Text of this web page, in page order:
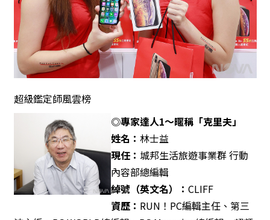
超級鑑定師風雲榜
◎專家達人1～暱稱「克里夫」
姓名： 林士益
現任： 城邦生活旅遊事業群 行動
內容部總編輯
綽號（英文名）： CLIFF
資歷： RUN！PC編輯主任、第三